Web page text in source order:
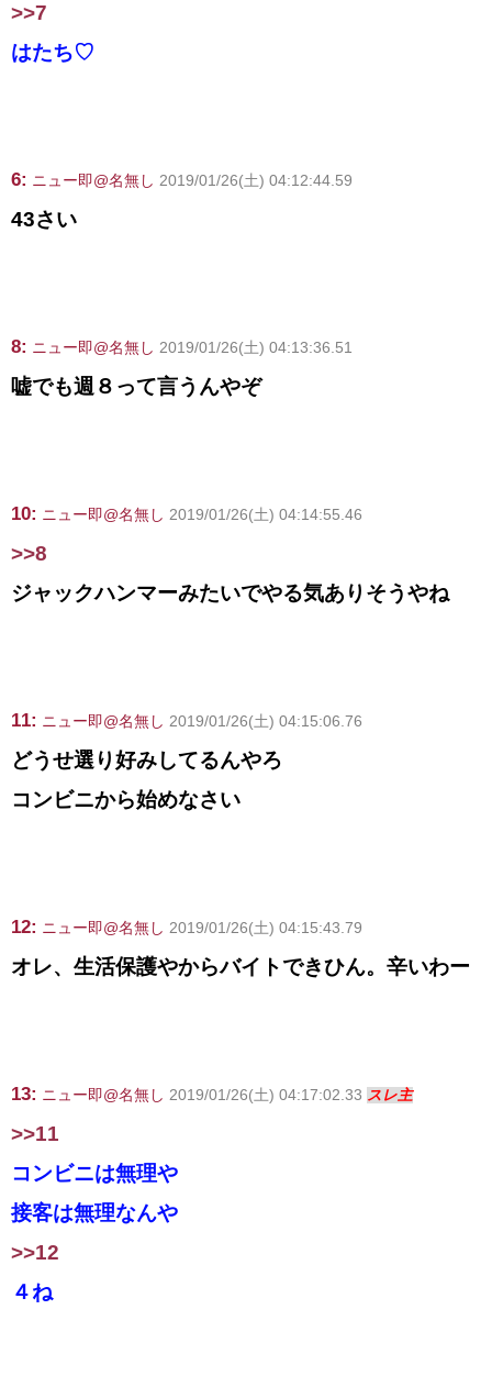
>>7
はたち♡
6: ニュー即@名無し 2019/01/26(土) 04:12:44.59
43さい
8: ニュー即@名無し 2019/01/26(土) 04:13:36.51
嘘でも週８って言うんやぞ
10: ニュー即@名無し 2019/01/26(土) 04:14:55.46
>>8
ジャックハンマーみたいでやる気ありそうやね
11: ニュー即@名無し 2019/01/26(土) 04:15:06.76
どうせ選り好みしてるんやろ
コンビニから始めなさい
12: ニュー即@名無し 2019/01/26(土) 04:15:43.79
オレ、生活保護やからバイトできひん。辛いわー
13: ニュー即@名無し 2019/01/26(土) 04:17:02.33 スレ主
>>11
コンビニは無理や
接客は無理なんや
>>12
４ね